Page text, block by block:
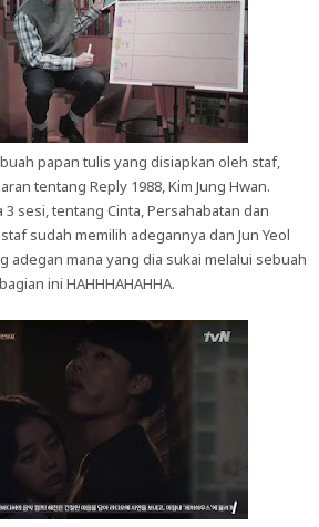
papan tulis yang disiapkan oleh staf,
tentang Reply 1988, Kim Jung Hwan.
3 sesi, tentang Cinta, Persahabatan dan
sudah memilih adegannya dan Jun Yeol
adegan mana yang dia sukai melalui sebuah
ini HAHHHAHAHHA.